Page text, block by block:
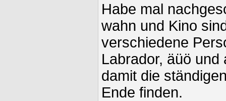
Habe mal
wahn und Kino
verschiedene
Labrador, äüö und
damit die
Ende finden.